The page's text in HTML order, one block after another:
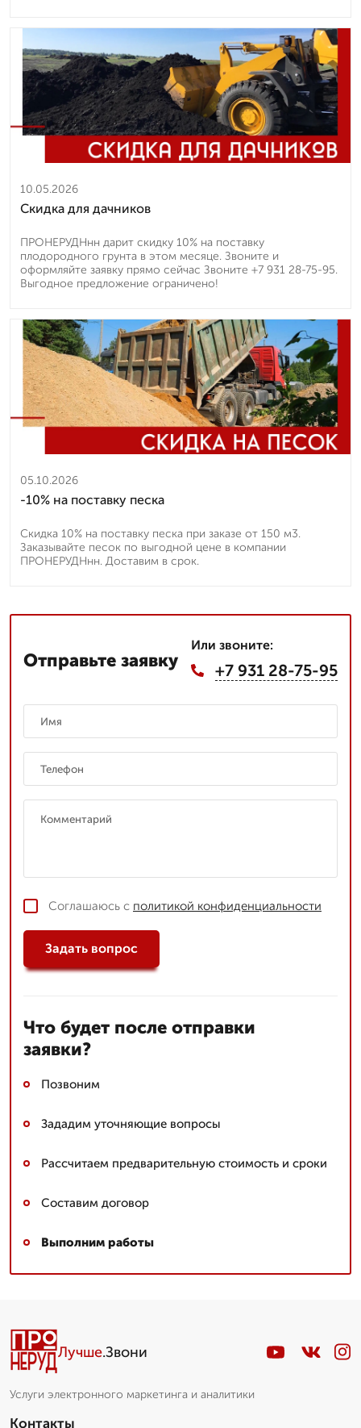
10.05.2026
Скидка для дачников
ПРОНЕРУДНнн дарит скидку 10% на поставку
плодородного грунта в этом месяце. Звоните и
оформляйте заявку прямо сейчас Звоните +7 931 28-75-95.
Выгодное предложение ограничено!
05.10.2026
-10% на поставку песка
Скидка 10% на поставку песка при заказе от 150 м3.
Заказывайте песок по выгодной цене в компании
ПРОНЕРУДНнн. Доставим в срок.
Отправьте заявку
Или звоните:
+7 931 28-75-95
Соглашаюсь с политикой конфиденциальности
Задать вопрос
Что будет после отправки
заявки?
Позвоним
Зададим уточняющие вопросы
Рассчитаем предварительную стоимость и сроки
Составим договор
Выполним работы
Лучше.Звони
Услуги электронного маркетинга и аналитики
Контакты